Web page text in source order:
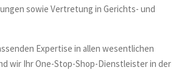
sowie Vertretung in Gerichts- und
Expertise in allen wesentlichen
wir Ihr One-Stop-Shop-Dienstleister in der